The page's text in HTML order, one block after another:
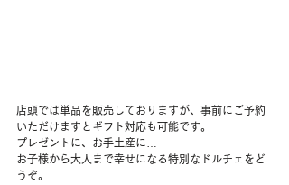
店頭では単品を販売しておりますが、事前にご予約
いただけますとギフト対応も可能です。
プレゼントに、お手土産に…
お子様から大人まで幸せになる特別なドルチェをど
うぞ。